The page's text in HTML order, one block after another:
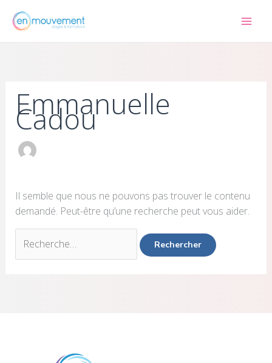
Emmanuelle
Cadou
Il semble que nous ne pouvons pas trouver le contenu
demandé. Peut-être qu’une recherche peut vous aider.